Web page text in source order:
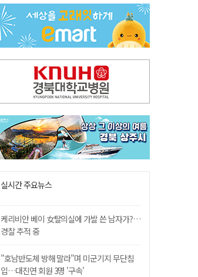
국민 51.9% "李 대통령 재판 재개 필요하다"
경북 영천시, 9월부터 11월까지 반값 여행 혜택 제공
아쉬운 태클
실시간 주요뉴스
케리비안 베이 女탈의실에 가발 쓴 남자가?…
경찰 추적 중
"호남반도체 방해 말라"며 미군기지 무단침
입…대진연 회원 3명 '구속'